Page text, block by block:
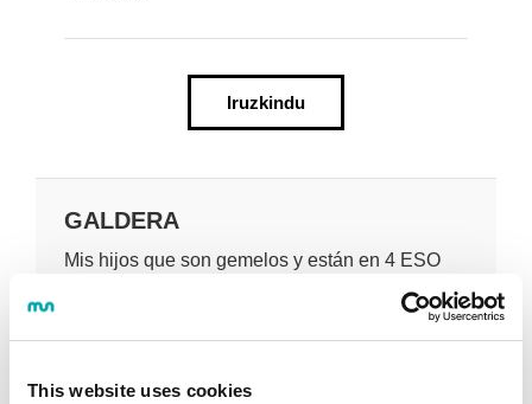
This website uses cookies
Iruzkindu
GALDERA
Mis hijos que son gemelos y están en 4 ESO
Tenemos en mente estudiar grado 12 ( 2*
bachiller) en Canadá. Para entrar en LEINN se